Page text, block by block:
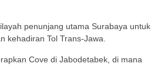
penunjang utama Surabaya untuk
kehadiran Tol Trans-Jawa.
Cove di Jabodetabek, di mana